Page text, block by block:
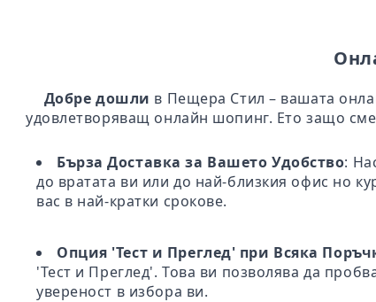
Добре дошли в Пещера Стил – вашата
удовлетворяващ онлайн шопинг. Ето защо
Бърза Доставка за Вашето Удобство:
до вратата ви или до най-близкия офис но
вас в най-кратки срокове.
Опция 'Тест и Преглед' при Всяка
'Тест и Преглед'. Това ви позволява да
увереност в избора ви.